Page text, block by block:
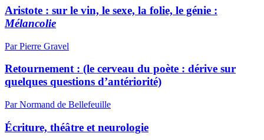
Aristote : sur le vin, le sexe, la folie, le génie :
Mélancolie
Par Pierre Gravel
Retournement : (le cerveau du poète : dérive sur
quelques questions d’antériorité)
Par Normand de Bellefeuille
Écriture, théâtre et neurologie